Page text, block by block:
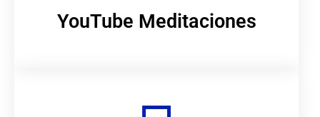
YouTube Meditaciones